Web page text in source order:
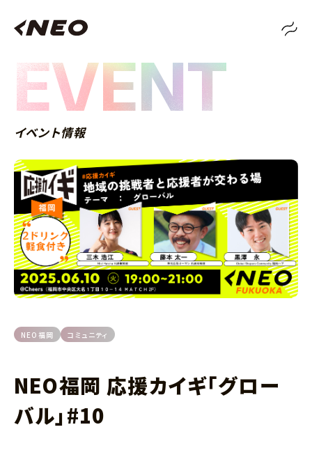
EVENT
イベント情報
NEO福岡 コミュニティ
NEO福岡 応援カイギ「グロー
バル」#10